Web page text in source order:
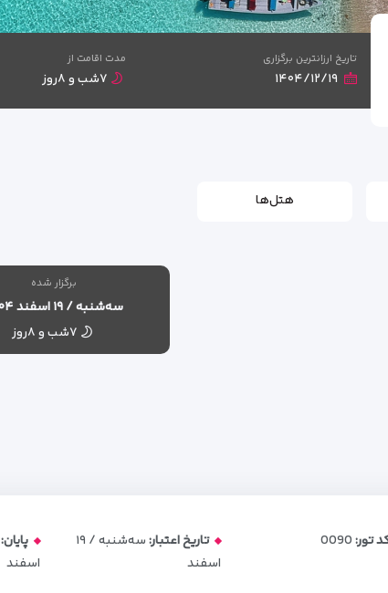
تاریخ ارزانترین برگزاری
۱۴۰۴/۱۲/۱۹
مدت اقامت از
۷شب و ۸روز
هتل‌ها
برگزار شده
سه‌شنبه / ۱۹ اسفند ۱۴۰۴
۷شب و ۸روز
تور:0090 تاریخ اعتبار:
سه‌شنبه / ۱۹
اسفند
پایان:
اسفند